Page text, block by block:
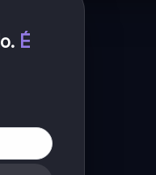
. É